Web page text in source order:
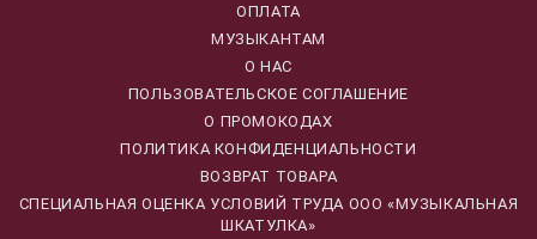
ОПЛАТА
МУЗЫКАНТАМ
О НАС
ПОЛЬЗОВАТЕЛЬСКОЕ СОГЛАШЕНИЕ
О ПРОМОКОДАХ
ПОЛИТИКА КОНФИДЕНЦИАЛЬНОСТИ
ВОЗВРАТ ТОВАРА
CПЕЦИАЛЬНАЯ ОЦЕНКА УСЛОВИЙ ТРУДА ООО «МУЗЫКАЛЬНАЯ
ШКАТУЛКА»